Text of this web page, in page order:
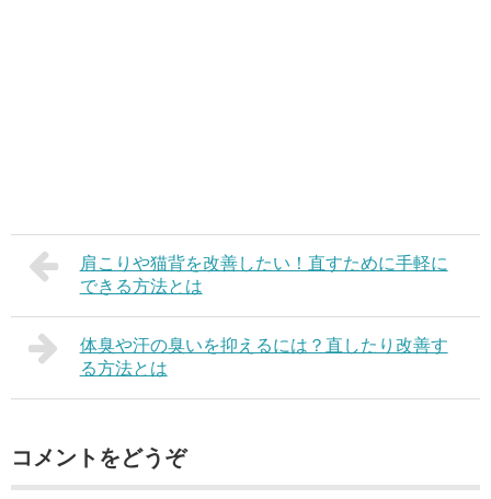
肩こりや猫背を改善したい！直すために手軽に
できる方法とは
体臭や汗の臭いを抑えるには？直したり改善す
る方法とは
コメントをどうぞ